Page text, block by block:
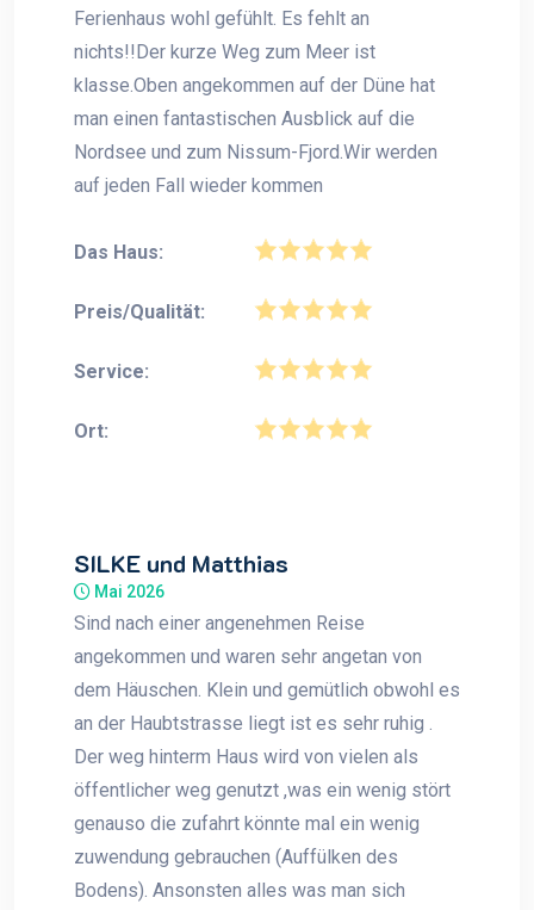
Ferienhaus wohl gefühlt. Es fehlt an
nichts!!Der kurze Weg zum Meer ist
klasse.Oben angekommen auf der Düne hat
man einen fantastischen Ausblick auf die
Nordsee und zum Nissum-Fjord.Wir werden
auf jeden Fall wieder kommen
Das Haus:
Preis/Qualität:
Service:
Ort:
SILKE und Matthias
Mai 2026
Sind nach einer angenehmen Reise
angekommen und waren sehr angetan von
dem Häuschen. Klein und gemütlich obwohl es
an der Haubtstrasse liegt ist es sehr ruhig .
Der weg hinterm Haus wird von vielen als
öffentlicher weg genutzt ,was ein wenig stört
genauso die zufahrt könnte mal ein wenig
zuwendung gebrauchen (Auffülken des
Bodens). Ansonsten alles was man sich